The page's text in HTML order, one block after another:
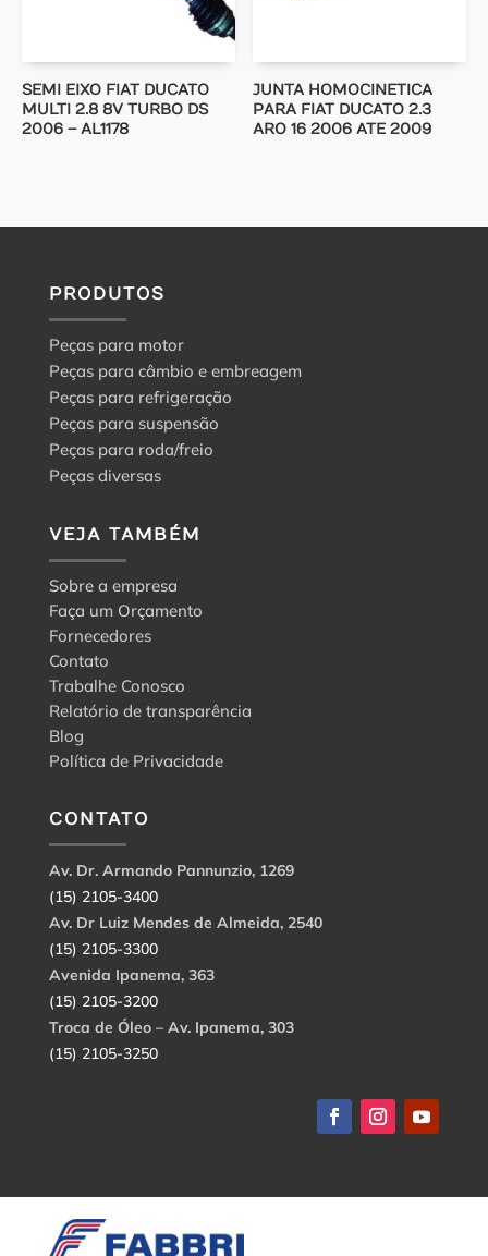
SEMI EIXO FIAT DUCATO
MULTI 2.8 8V TURBO DS
2006 – AL1178
JUNTA HOMOCINETICA
PARA FIAT DUCATO 2.3
ARO 16 2006 ATE 2009
PRODUTOS
Peças para motor
Peças para câmbio e embreagem
Peças para refrigeração
Peças para suspensão
Peças para roda/freio
Peças diversas
VEJA TAMBÉM
Sobre a empresa
Faça um Orçamento
Fornecedores
Contato
Trabalhe Conosco
Relatório de transparência
Blog
Política de Privacidade
CONTATO
Av. Dr. Armando Pannunzio, 1269
(15) 2105-3400
Av. Dr Luiz Mendes de Almeida, 2540
(15) 2105-3300
Avenida Ipanema, 363
(15) 2105-3200
Troca de Óleo – Av. Ipanema, 303
(15) 2105-3250